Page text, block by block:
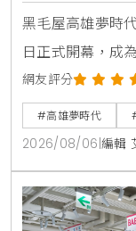
黑毛屋高雄夢時
日正式開幕，成
鍋物套餐380元
開張，黑毛屋聯
冰淇淋，開幕期
與消費滿額送冰
網友評分
#高雄夢時代
2026/08/06 編輯